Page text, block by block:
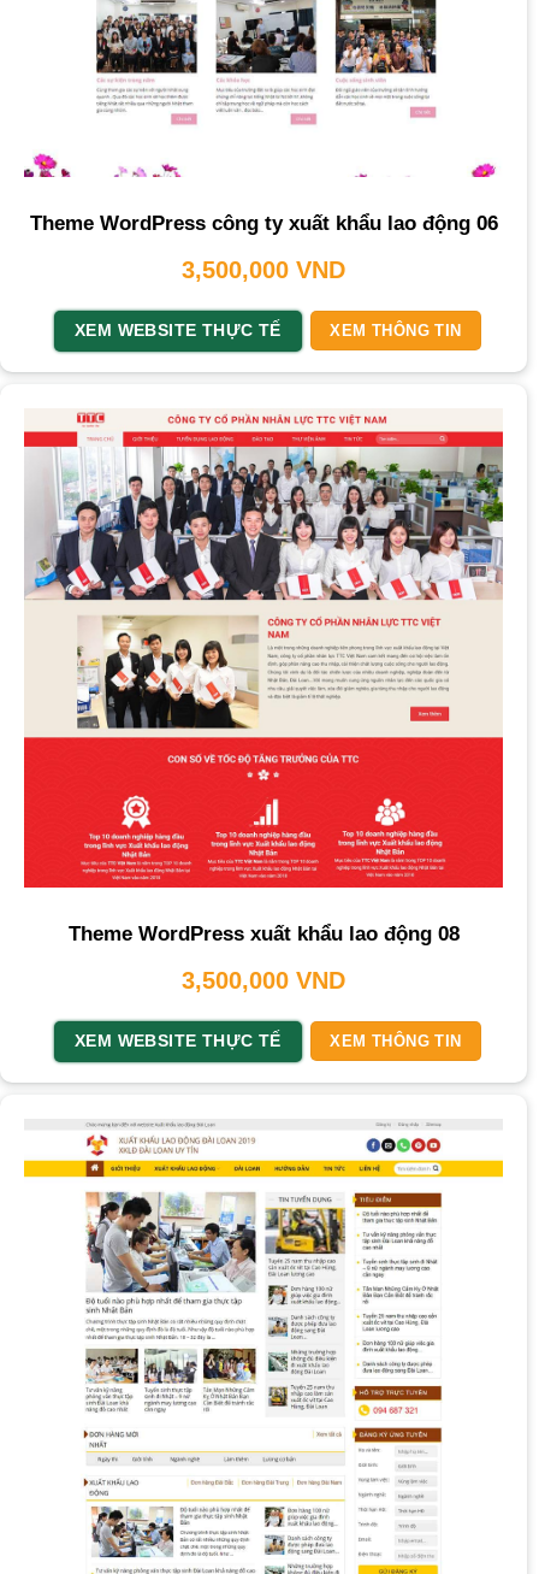
Theme WordPress công ty xuất khẩu lao động 06
3,500,000 VND
XEM WEBSITE THỰC TẾ XEM THÔNG TIN
Theme WordPress xuất khẩu lao động 08
3,500,000 VND
XEM WEBSITE THỰC TẾ XEM THÔNG TIN